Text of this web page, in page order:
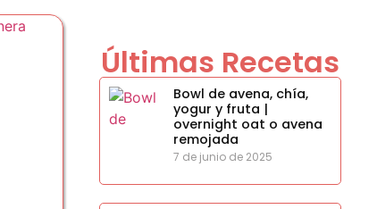
Últimas Recetas
Bowl de avena, chía,
yogur y fruta |
overnight oat o avena
remojada
7 de junio de 2025